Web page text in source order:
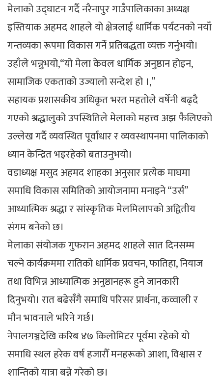
मेलाको उद्घाटन गर्दै नरैनापुर गाउँपालिकाका अध्यक्ष
इस्तियाक अहमद शाहले यो क्षेत्रलाई धार्मिक पर्यटनको नयाँ
गन्तव्यका रूपमा विकास गर्ने प्रतिबद्धता व्यक्त गर्नुभयो।
उहाँले भन्नुभयो,“यो मेला केवल धार्मिक अनुष्ठान होइन,
सामाजिक एकताको उज्यालो सन्देश हो ।,”
सहायक प्रशासकीय अधिकृत भरत महतोले वर्षेनी बढ्दै
गएको श्रद्धालुको उपस्थितिले मेलाको महत्त्व अझ फैलिएको
उल्लेख गर्दै व्यवस्थित पूर्वाधार र व्यवस्थापनमा पालिकाको
ध्यान केन्द्रित भइरहेको बताउनुभयो।
वडाध्यक्ष मसुद अहमद शाहका अनुसार प्रत्येक माघमा
समाधि विकास समितिको आयोजनामा मनाइने “उर्स”
आध्यात्मिक श्रद्धा र सांस्कृतिक मेलमिलापको अद्वितीय
संगम बनेको छ।
मेलाका संयोजक गुफरान अहमद शाहले सात दिनसम्म
चल्ने कार्यक्रममा रातिको धार्मिक प्रवचन, फातिहा, नियाज
तथा विभिन्न आध्यात्मिक अनुष्ठानहरू हुने जानकारी
दिनुभयो। रात बढेसँगै समाधि परिसर प्रार्थना, कव्वाली र
मौन भावनाले भरिने गर्छ।
नेपालगञ्जदेखि करिब ४७ किलोमिटर पूर्वमा रहेको यो
समाधि स्थल हरेक वर्ष हजारौँ मनहरूको आशा, विश्वास र
शान्तिको यात्रा बन्ने गरेको छ।